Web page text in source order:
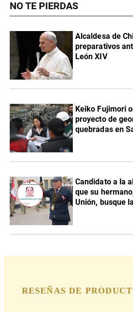
NO TE PIERDAS
Alcaldesa de
preparativos
León XIV
Keiko Fujimori
proyecto de
quebradas en
Candidato a la
que su
Unión, busque